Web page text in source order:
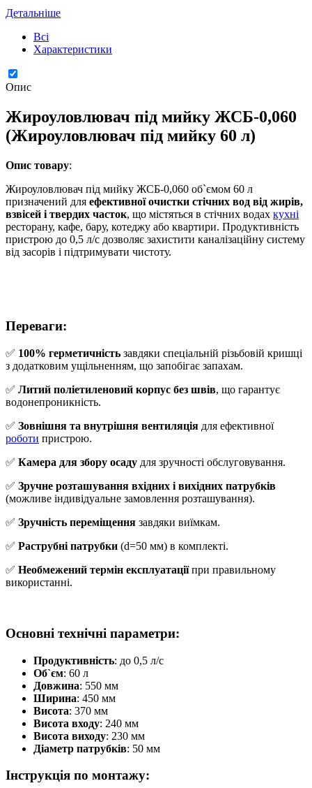
Детальніше
Всі
Характеристики
Опис
Жироуловлювач під мийку ЖСБ-0,060
(Жироуловлювач під мийку 60 л)
Опис товару:
Жироуловлювач під мийку ЖСБ-0,060 об`ємом 60 л
призначений для ефективної очистки стічних вод від жирів,
взвісей і твердих часток, що містяться в стічних водах кухні
ресторану, кафе, бару, котеджу або квартири. Продуктивність
пристрою до 0,5 л/с дозволяє захистити каналізаційну систему
від засорів і підтримувати чистоту.
Переваги:
✅ 100% герметичність завдяки спеціальній різьбовій кришці
з додатковим ущільненням, що запобігає запахам.
✅ Литий поліетиленовий корпус без швів, що гарантує
водонепроникність.
✅ Зовнішня та внутрішня вентиляція для ефективної
роботи пристрою.
✅ Камера для збору осаду для зручності обслуговування.
✅ Зручне розташування вхідних і вихідних патрубків
(можливе індивідуальне замовлення розташування).
✅ Зручність переміщення завдяки виїмкам.
✅ Раструбні патрубки (d=50 мм) в комплекті.
✅ Необмежений термін експлуатаціїпри правильному
використанні.
Основні технічні параметри:
Продуктивність: до 0,5 л/с
Об`єм: 60 л
Довжина: 550 мм
Ширина: 450 мм
Висота: 370 мм
Висота входу: 240 мм
Висота виходу: 230 мм
Діаметр патрубків: 50 мм
Інструкція по монтажу: